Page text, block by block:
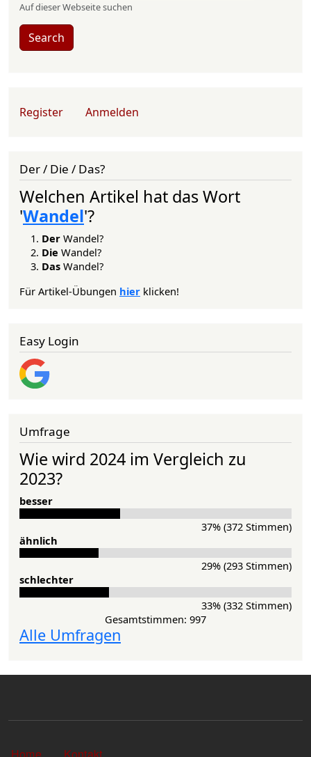
Auf dieser Webseite suchen
Search
User account menu
Register Anmelden
Der / Die / Das?
Welchen Artikel hat das Wort
'Wandel'?
Der Wandel?
Die Wandel?
Das Wandel?
Für Artikel-Übungen hier klicken!
Easy Login
Umfrage
Wie wird 2024 im Vergleich zu
2023?
besser
37% (372 Stimmen)
ähnlich
29% (293 Stimmen)
schlechter
33% (332 Stimmen)
Gesamtstimmen: 997
Alle Umfragen
Sekundärlinks
Home Kontakt